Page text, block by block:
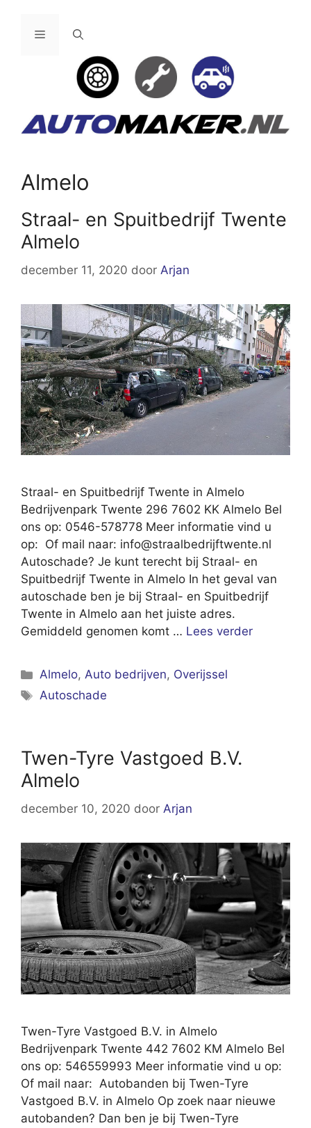
Menu
Almelo
Straal- en Spuitbedrijf Twente
Almelo
december 11, 2020 door Arjan
Straal- en Spuitbedrijf Twente in Almelo
Bedrijvenpark Twente 296 7602 KK Almelo Bel
ons op: 0546-578778 Meer informatie vind u
op: Of mail naar: info@straalbedrijftwente.nl
Autoschade? Je kunt terecht bij Straal- en
Spuitbedrijf Twente in Almelo In het geval van
autoschade ben je bij Straal- en Spuitbedrijf
Twente in Almelo aan het juiste adres.
Gemiddeld genomen komt … Lees verder
Categorieën
Almelo,Auto bedrijven, Overijssel
Tags
Autoschade
Twen-Tyre Vastgoed B.V.
Almelo
december 10, 2020 door Arjan
Twen-Tyre Vastgoed B.V. in Almelo
Bedrijvenpark Twente 442 7602 KM Almelo Bel
ons op: 546559993 Meer informatie vind u op:
Of mail naar: Autobanden bij Twen-Tyre
Vastgoed B.V. in Almelo Op zoek naar nieuwe
autobanden? Dan ben je bij Twen-Tyre